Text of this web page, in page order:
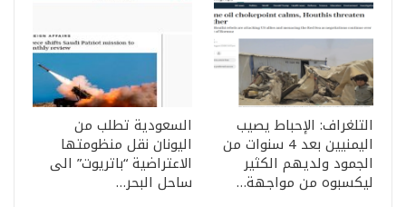
التلغراف: الإحباط يصيب
اليمنيين بعد 4 سنوات من
الجمود ولديهم الكثير
ليكسبوه من مواجهة…
السعودية تطلب من
اليونان نقل منظومتها
الاعتراضية “باتريوت” الى
ساحل البحر…